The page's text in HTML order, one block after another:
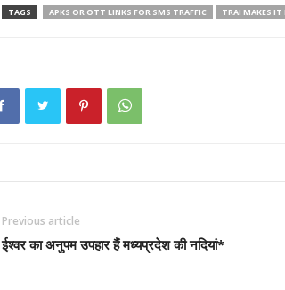
TAGS APKS OR OTT LINKS FOR SMS TRAFFIC TRAI MAKES
Previous article
ईश्वर का अनुपम उपहार हैं मध्यप्रदेश की नदियां*